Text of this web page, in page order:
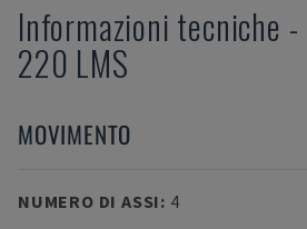
Informazioni tecniche -
220 LMS
MOVIMENTO
NUMERO DI ASSI: 4